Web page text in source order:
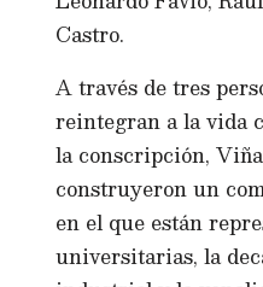
Castro.
A través de tres
reintegran a la vida
la conscripción,
construyeron un
en el que están
universitarias, la